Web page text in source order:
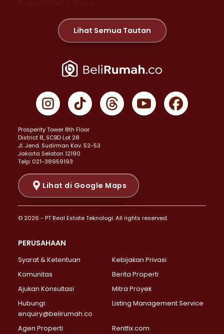
Properti Dijual di Meruya >
Properti Dijual di Jelambar >
Properti Dijual di Jakarta Pusat >
Properti Dijual di Gambir >
Properti Dijual di Johar Baru >
Properti Dijual di Menteng >
Properti Dijual di Senen >
Properti Dijual di Tanah Abang >
Properti Dijual di Cikini >
Properti Dijual di Kramat >
Properti Dijual di Pasar Baru >
Properti Dijual di Bendungan Hilir >
Properti Dijual di Jakarta Selatan >
Properti Dijual di Lebak Bulus >
Properti Dijual di Gandaria Selatan >
Properti Dijual di Pondok Labu >
Properti Dijual di Lenteng Agung >
Properti Dijual di Senayan >
Properti Dijual di Pondok Pinang >
Lihat Semua Tautan
Prosperity Tower 8th Floor
District 8, SCBD Lot 28
JI. Jend. Sudirman Kav. 52-53
Jakarta Selatan 12190
Telp: 021-38959193
Lihat di Google Maps
© 2026 - PT Real Estate Teknologi. All rights reserved.
PERUSAHAAN
Syarat & Ketentuan
Kebijakan Privasi
Komunitas
Berita Properti
Ajukan Konsultasi
Mitra Proyek
Hubungi:
enquiry@belirumah.co
Listing Management Service
Agen Properti Rentfix.com